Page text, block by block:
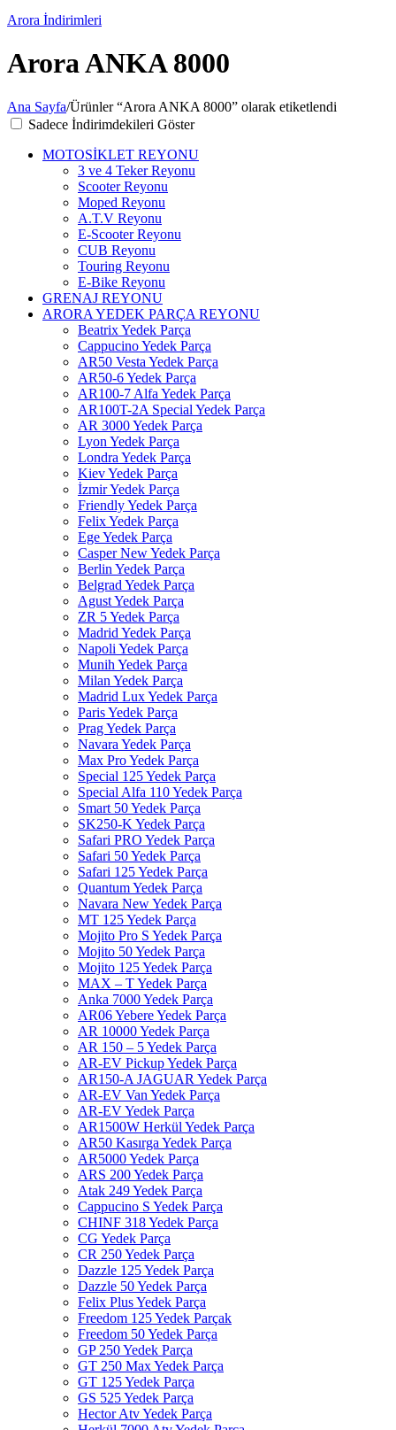
Arora İndirimleri
Arora ANKA 8000
Ana Sayfa/Ürünler “Arora ANKA 8000” olarak etiketlendi
Sadece İndirimdekileri Göster
MOTOSİKLET REYONU
3 ve 4 Teker Reyonu
Scooter Reyonu
Moped Reyonu
A.T.V Reyonu
E-Scooter Reyonu
CUB Reyonu
Touring Reyonu
E-Bike Reyonu
GRENAJ REYONU
ARORA YEDEK PARÇA REYONU
Beatrix Yedek Parça
Cappucino Yedek Parça
AR50 Vesta Yedek Parça
AR50-6 Yedek Parça
AR100-7 Alfa Yedek Parça
AR100T-2A Special Yedek Parça
AR 3000 Yedek Parça
Lyon Yedek Parça
Londra Yedek Parça
Kiev Yedek Parça
İzmir Yedek Parça
Friendly Yedek Parça
Felix Yedek Parça
Ege Yedek Parça
Casper New Yedek Parça
Berlin Yedek Parça
Belgrad Yedek Parça
Agust Yedek Parça
ZR 5 Yedek Parça
Madrid Yedek Parça
Napoli Yedek Parça
Munih Yedek Parça
Milan Yedek Parça
Madrid Lux Yedek Parça
Paris Yedek Parça
Prag Yedek Parça
Navara Yedek Parça
Max Pro Yedek Parça
Special 125 Yedek Parça
Special Alfa 110 Yedek Parça
Smart 50 Yedek Parça
SK250-K Yedek Parça
Safari PRO Yedek Parça
Safari 50 Yedek Parça
Safari 125 Yedek Parça
Quantum Yedek Parça
Navara New Yedek Parça
MT 125 Yedek Parça
Mojito Pro S Yedek Parça
Mojito 50 Yedek Parça
Mojito 125 Yedek Parça
MAX – T Yedek Parça
Anka 7000 Yedek Parça
AR06 Yebere Yedek Parça
AR 10000 Yedek Parça
AR 150 – 5 Yedek Parça
AR-EV Pickup Yedek Parça
AR150-A JAGUAR Yedek Parça
AR-EV Van Yedek Parça
AR-EV Yedek Parça
AR1500W Herkül Yedek Parça
AR50 Kasırga Yedek Parça
AR5000 Yedek Parça
ARS 200 Yedek Parça
Atak 249 Yedek Parça
Cappucino S Yedek Parça
CHINF 318 Yedek Parça
CG Yedek Parça
CR 250 Yedek Parça
Dazzle 125 Yedek Parça
Dazzle 50 Yedek Parça
Felix Plus Yedek Parça
Freedom 125 Yedek Parçak
Freedom 50 Yedek Parça
GP 250 Yedek Parça
GT 250 Max Yedek Parça
GT 125 Yedek Parça
GS 525 Yedek Parça
Hector Atv Yedek Parça